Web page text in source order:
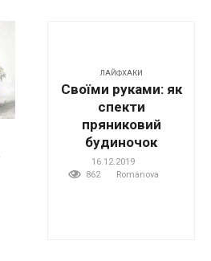
ЛАЙФХАКИ
Своїми руками: як
спекти
пряниковий
будиночок
16.12.2019
862
Romanova